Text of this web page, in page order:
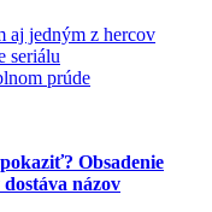
aj jedným z hercov
seriálu
prúde
Obsadenie
názov